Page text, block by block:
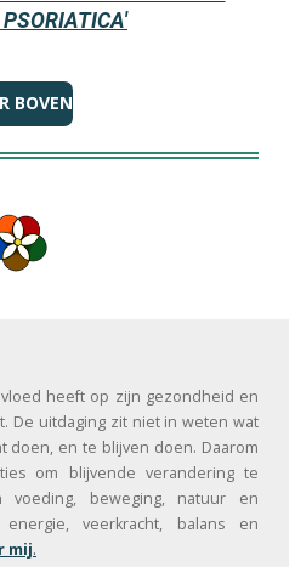
BOVEN
heeft op zijn gezondheid en
De uitdaging zit niet in weten wat
doen, en te blijven doen. Daarom
om blijvende verandering te
beweging, natuur en
veerkracht, balans en
mij.